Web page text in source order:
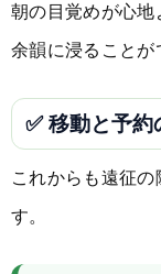
朝の目覚めが心地
余韻に浸ることが
✅ 移動と予約
これからも遠征
す。